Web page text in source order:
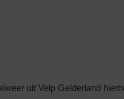
uit Velp Gelderland